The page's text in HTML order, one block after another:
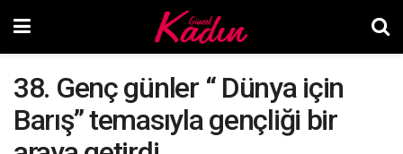
38. Genç günler “ Dünya için
Barış” temasıyla gençliği bir